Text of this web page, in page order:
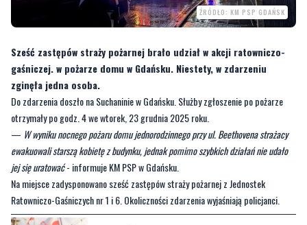
ŹRÓDŁO: KM PSP GDAŃSK
Sześć zastępów straży pożarnej brało udział w akcji ratowniczo-
gaśniczej. w pożarze domu w Gdańsku. Niestety, w zdarzeniu
zginęła jedna osoba.
Do zdarzenia doszło na Suchaninie w Gdańsku. Służby zgłoszenie po pożarze
otrzymały po godz. 4 we wtorek, 23 grudnia 2025 roku.
— W wyniku nocnego pożaru domu jednorodzinnego przy ul. Beethovena strażacy
ewakuowali starszą kobietę z budynku, jednak pomimo szybkich działań nie udało
jej się uratować- informuje KM PSP w Gdańsku.
Na miejsce zadysponowano sześć zastępów straży pożarnej z Jednostek
Ratowniczo-Gaśniczych nr 1 i 6. Okoliczności zdarzenia wyjaśniają policjanci.